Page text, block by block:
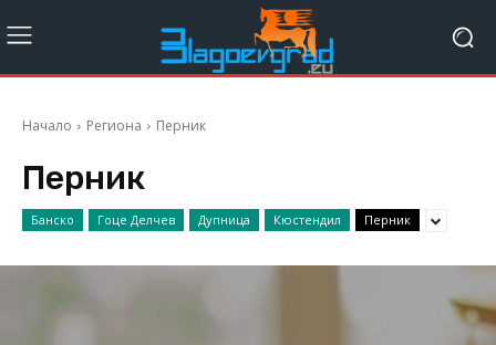
Начало Региона Перник
Перник
Банско Гоце Делчев Дупница Кюстендил Перник